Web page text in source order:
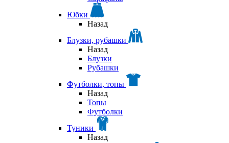
Юбки
Назад
Блузки, рубашки
Назад
Блузки
Рубашки
Футболки, топы
Назад
Топы
Футболки
Туники
Назад